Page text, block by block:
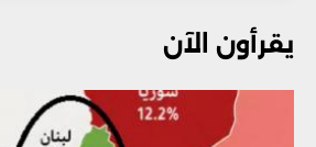
يقرأون الآن